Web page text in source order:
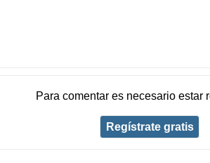
Para comentar es necesario estar
Regístrate gratis